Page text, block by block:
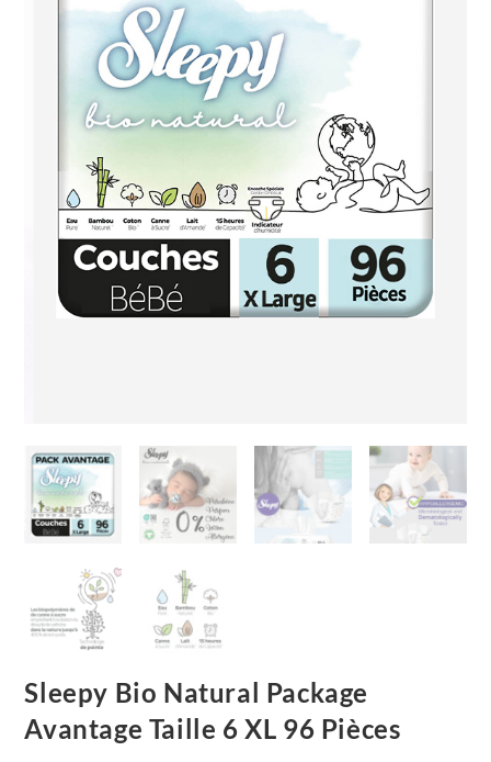
Sleepy Bio Natural Package
Avantage Taille 6 XL 96 Pièces